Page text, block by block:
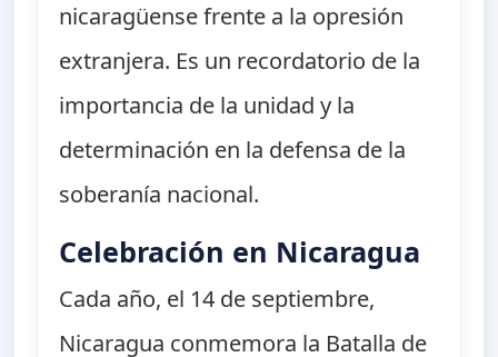
nicaragüense frente a la opresión
extranjera. Es un recordatorio de la
importancia de la unidad y la
determinación en la defensa de la
soberanía nacional.
Celebración en Nicaragua
Cada año, el 14 de septiembre,
Nicaragua conmemora la Batalla de